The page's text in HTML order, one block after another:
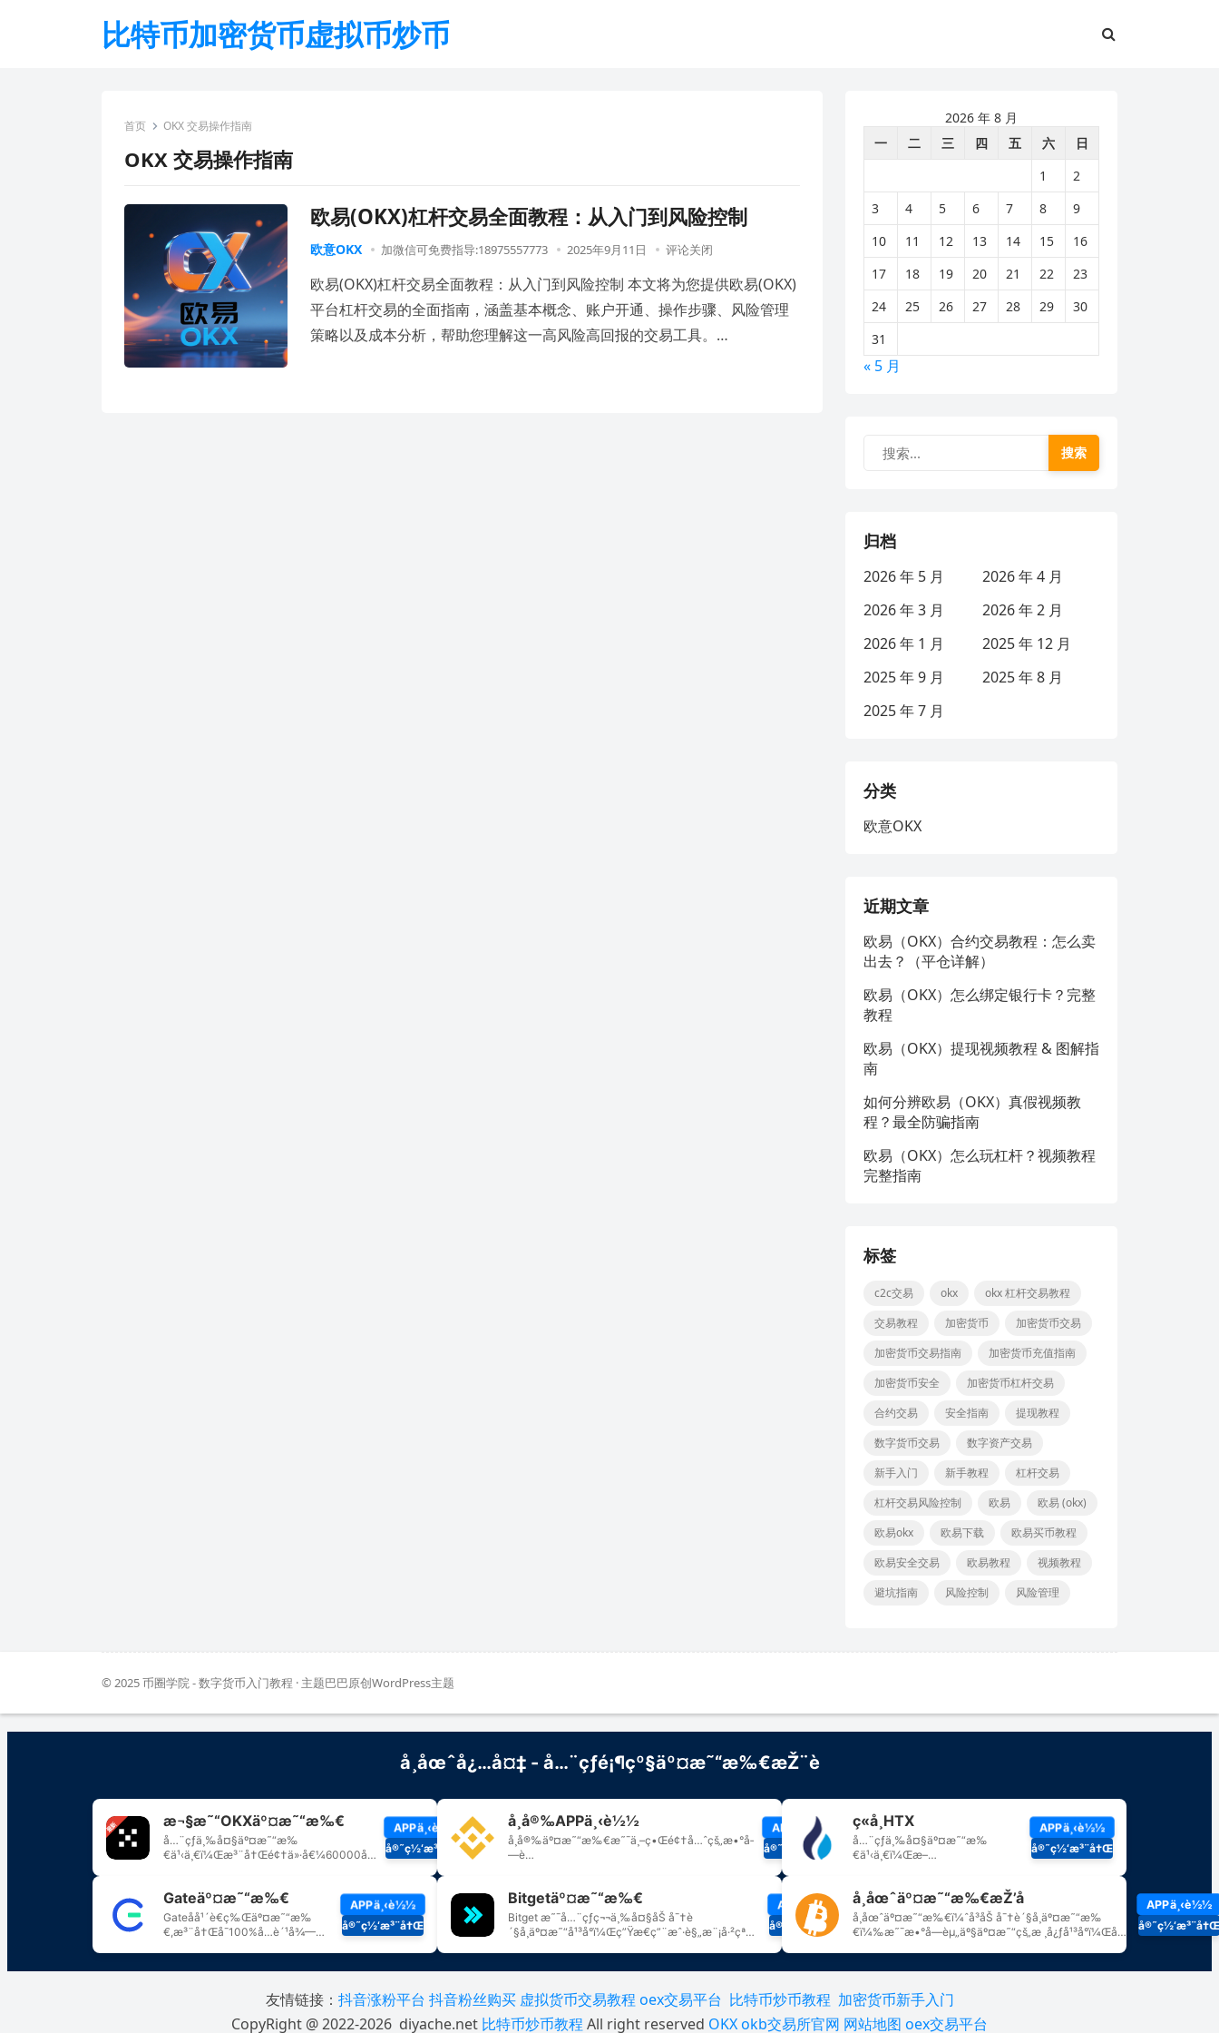
比特币加密货币虚拟币炒币
首页 OKX 交易操作指南
OKX 交易操作指南
欧易(OKX)杠杆交易全面教程：从入门到风险控制
欧意OKX 加微信可免费指导:18975557773 2025年9月11日 评论关闭
欧易(OKX)杠杆交易全面教程：从入门到风险控制 本文将为您提供欧易(OKX)
平台杠杆交易的全面指南，涵盖基本概念、账户开通、操作步骤、风险管理
策略以及成本分析，帮助您理解这一高风险高回报的交易工具。…
2026 年 8 月
一
二 三 四 五 六
日
1
2
3
4 5 6 7 8
9
10
11 12 13 14 15
16
17
18 19 20 21 22
23
24
25 26 27 28 29
30
31
« 5 月
搜索
归档
2026 年 5 月
2026 年 4 月
2026 年 3 月
2026 年 2 月
2026 年 1 月
2025 年 12 月
2025 年 9 月
2025 年 8 月
2025 年 7 月
分类
欧意OKX
近期文章
欧易（OKX）合约交易教程：怎么卖
出去？（平仓详解）
欧易（OKX）怎么绑定银行卡？完整
教程
欧易（OKX）提现视频教程 & 图解指
南
如何分辨欧易（OKX）真假视频教
程？最全防骗指南
欧易（OKX）怎么玩杠杆？视频教程
完整指南
标签
c2c交易 okx
okx 杠杆交易教程
交易教程
加密货币
加密货币交易
加密货币交易指南
加密货币充值指南
加密货币安全
加密货币杠杆交易
合约交易
安全指南
提现教程
数字货币交易
数字资产交易
新手入门
新手教程
杠杆交易
杠杆交易风险控制
欧易
欧易 (okx)
欧易okx
欧易下载
欧易买币教程
欧易安全交易
欧易教程
视频教程
避坑指南
风险控制 风险管理
© 2025币圈学院 - 数字货币入门教程 · 主题巴巴原创WordPress主题
友情链接： 抖音涨粉平台 抖音粉丝购买 虚拟货币交易教程 oex交易平台 比特币炒币教程 加密货币新手入门
CopyRight @ 2022-2026 diyache.net 比特币炒币教程 All right reserved OKXokb交易所官网 网站地图 oex交易平台